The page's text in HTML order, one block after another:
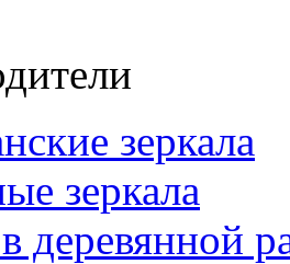
зеркала
зеркала
деревянной